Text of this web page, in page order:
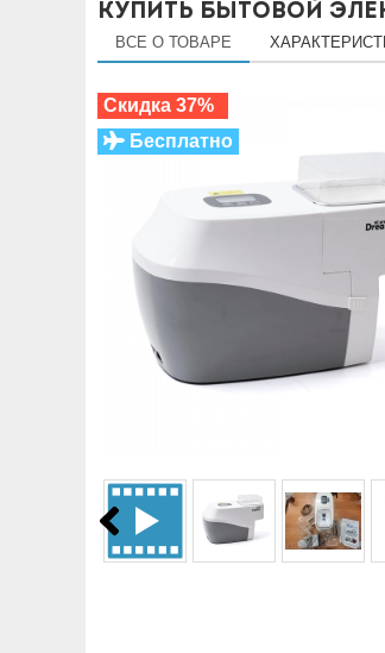
Купить Бытовой
ВСЕ О ТОВАРЕ
Скидка 37%
Бесплатно